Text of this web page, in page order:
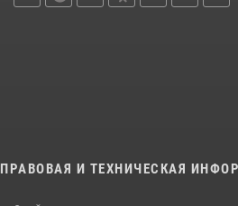
ПРАВОВАЯ И ТЕХНИЧЕСКАЯ